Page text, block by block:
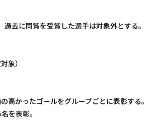
去に同賞を受賞した選手は対象外とする。
象）
高かったゴールをグループごとに表彰する。
を表彰。